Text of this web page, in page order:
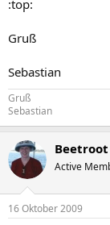
:top:
Gruß
Sebastian
Gruß
Sebastian
Beetroot
Active
16 Oktober 2009